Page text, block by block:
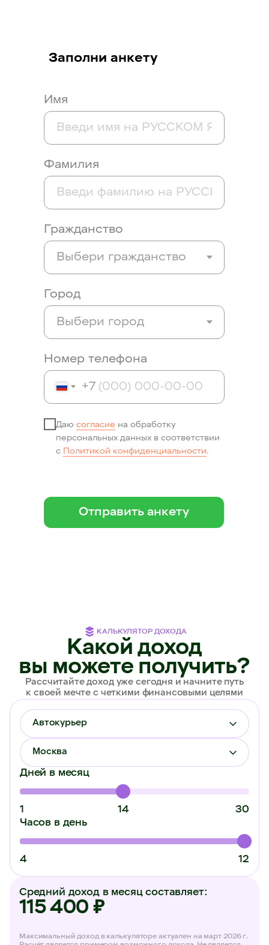
Заполни анкету
Имя
Фамилия
Гражданство
Город
Номер телефона
+7
Даю согласие на обработку
персональных данных в соответствии
с Политикой конфиденциальности.
Отправить анкету
КАЛЬКУЛЯТОР ДОХОДА
Какой доход
вы можете получить?
Рассчитайте доход уже сегодня и начните путь
к своей мечте с четкими финансовыми целями
Автокурьер
Москва
Дней в месяц
1 14
30
Часов в день
4 12
Средний доход в месяц составляет:
115 400 ₽
Максимальный доход в калькуляторе актуален на март 2026 г.
Студентам
Автокурьер